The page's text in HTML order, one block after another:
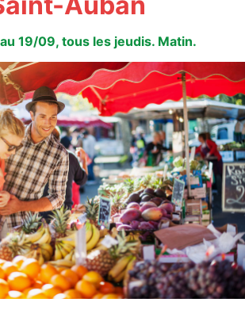
19/09, tous les jeudis. Matin.